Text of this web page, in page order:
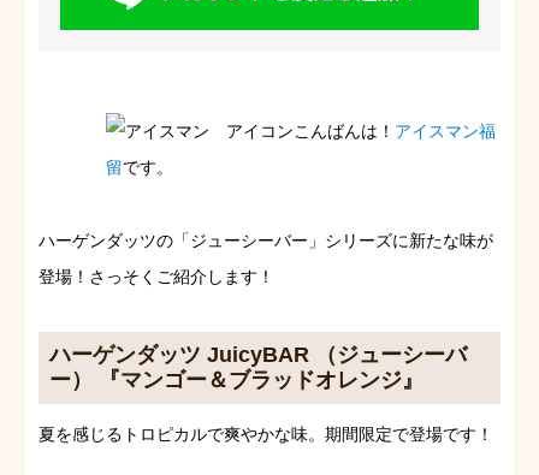
こんばんは！ アイスマン福
留です。
ハーゲンダッツの「ジューシーバー」シリーズに新たな味が
登場！さっそくご紹介します！
ハーゲンダッツ JuicyBAR （ジューシーバ
ー） 『マンゴー＆ブラッドオレンジ』
夏を感じるトロピカルで爽やかな味。期間限定で登場です！